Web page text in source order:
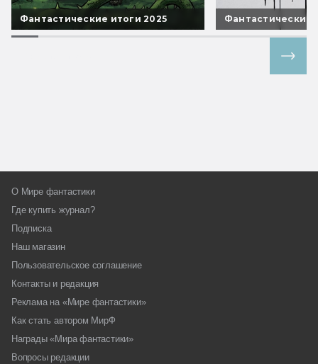
Фантастические итоги 2025 Фантастические
О Мире фантастики
Где купить журнал?
Подписка
Наш магазин
Пользовательское соглашение
Контакты и редакция
Реклама на «Мире фантастики»
Как стать автором МирФ
Награды «Мира фантастики»
Вопросы редакции